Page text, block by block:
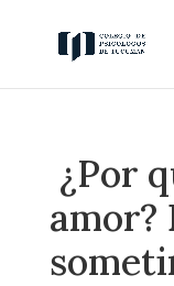
¿Por